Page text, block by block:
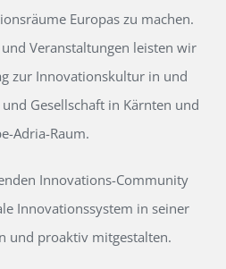
Europas zu machen.
Veranstaltungen leisten wir
zur Innovationskultur in und
Gesellschaft in Kärnten und
Adria-Raum.
Innovations-Community
Innovationssystem in seiner
und proaktiv mitgestalten.